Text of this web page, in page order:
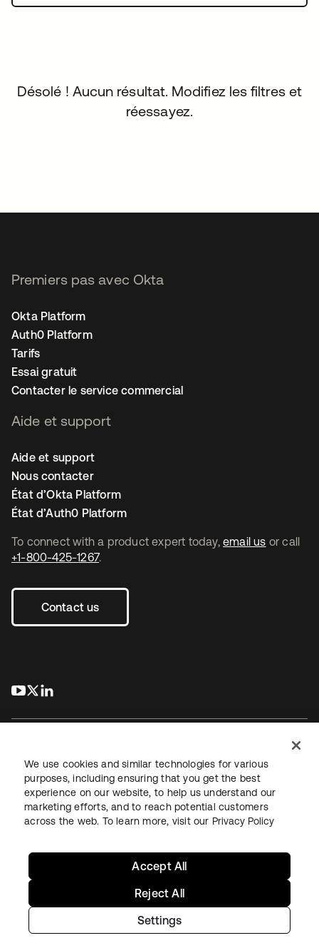
Désolé ! Aucun résultat. Modifiez les filtres et
réessayez.
To connect with a product expert today, email us or call
+1-800-425-1267.
Contact us
s’ouvre dans un nouvel onglet
s’ouvre dans un nouvel onglet
Premiers pas avec Okta
Okta Platform
Auth0 Platform
Tarifs
Essai gratuit
Contacter le service commercial
Aide et support
Aide et support
Nous contacter
État d’Okta Platform
État d’Auth0 Platform
JuridiquePolitique de confidentialité
Conditions d’utilisation du siteSécuritéPlan du site
Paramètres des cookies
Copyright © 2026 Okta. Tous droits réservés.
We use cookies and similar technologies for various
purposes, including ensuring that you get the best
experience on our website, to help us understand our
marketing efforts, and to reach potential customers
across the web. To learn more, visit our Privacy Policy
Settings
Reject All
Accept All